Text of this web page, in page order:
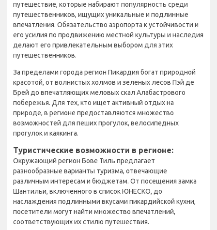
путешествие, которые набирают популярность среди
путешественников, ищущих уникальные и подлинные
впечатления. Обязательство аэропорта к устойчивости и
его усилия по продвижению местной культуры и наследия
делают его привлекательным выбором для этих
путешественников.
За пределами города регион Пикардия богат природной
красотой, от волнистых холмов и зеленых лесов Пэй де
Брей до впечатляющих меловых скал Алабастрового
побережья. Для тех, кто ищет активный отдых на
природе, в регионе предоставляются множество
возможностей для пеших прогулок, велосипедных
прогулок и каякинга.
Туристические возможности в регионе:
Окружающий регион Бове Тиль предлагает
разнообразные варианты туризма, отвечающие
различным интересам и бюджетам. От посещения замка
Шантильи, включенного в список ЮНЕСКО, до
наслаждения подлинными вкусами пикардийской кухни,
посетители могут найти множество впечатлений,
соответствующих их стилю путешествия.